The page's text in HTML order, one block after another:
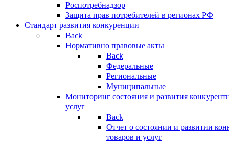
Роспотребнадзор
Защита прав потребителей в регионах РФ
Стандарт развития конкуренции
Back
Нормативно правовые акты
Back
Федеральные
Региональные
Муниципальные
Мониторинг состояния и развития
услуг
Back
Отчет о состоянии и развитии
товаров и услуг